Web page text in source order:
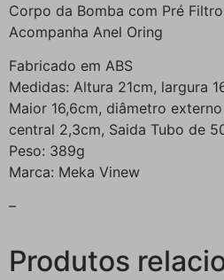
Corpo da Bomba com Pré
Acompanha Anel Oring
Fabricado em ABS
Medidas: Altura 21cm, largura
Maior 16,6cm, diâmetro
central 2,3cm, Saida Tubo de
Peso: 389g
Marca: Meka Vinew
–
Produtos